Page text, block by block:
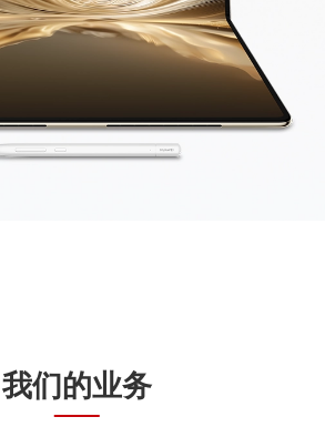
我们的业务